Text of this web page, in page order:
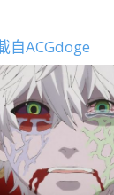
自ACGdoge